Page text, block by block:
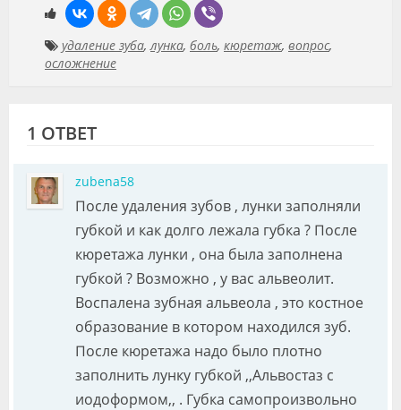
удаление зуба,лунка, боль, кюретаж, вопрос,
осложнение
1 ОТВЕТ
zubena58
После удаления зубов , лунки заполняли
губкой и как долго лежала губка ? После
кюретажа лунки , она была заполнена
губкой ? Возможно , у вас альвеолит.
Воспалена зубная альвеола , это костное
образование в котором находился зуб.
После кюретажа надо было плотно
заполнить лунку губкой ,,Альвостаз с
иодоформом,, . Губка самопроизвольно